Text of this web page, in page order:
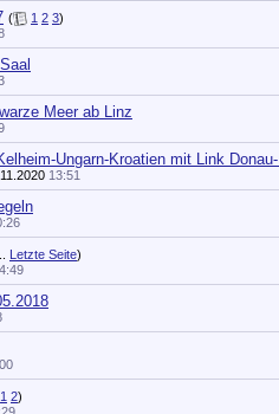
( 1 2 3)
Meer ab Linz
Ungarn-Kroatien mit Link
13:51
Letzte Seite)
1 2)